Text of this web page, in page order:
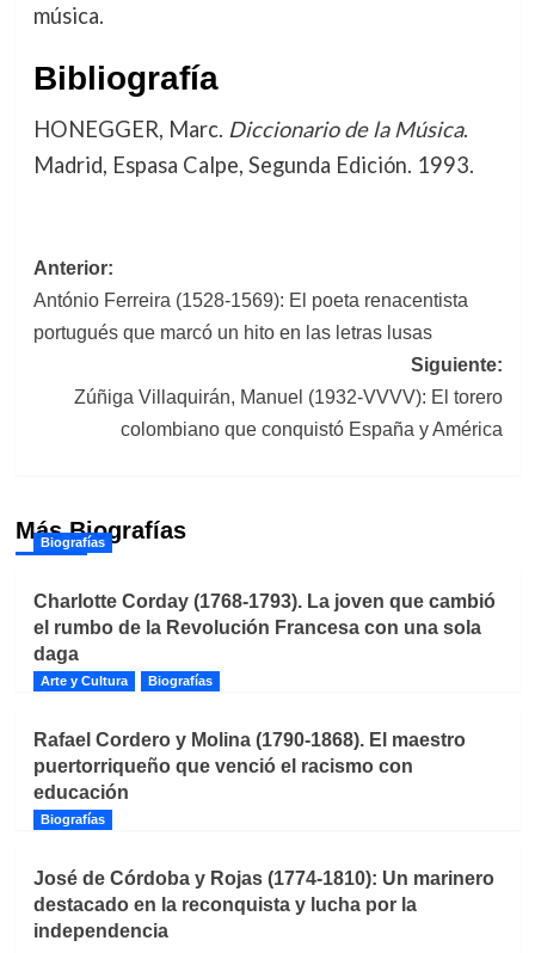
música.
Bibliografía
HONEGGER, Marc. Diccionario de la Música.
Madrid, Espasa Calpe, Segunda Edición. 1993.
Navegación
de
entradas
Anterior:
António Ferreira (1528-1569): El poeta renacentista
portugués que marcó un hito en las letras lusas
Siguiente:
Zúñiga Villaquirán, Manuel (1932-VVVV): El torero
colombiano que conquistó España y América
Más Biografías
Biografías
Charlotte Corday (1768-1793). La joven que cambió
el rumbo de la Revolución Francesa con una sola
daga
Arte y Cultura Biografías
Rafael Cordero y Molina (1790-1868). El maestro
puertorriqueño que venció el racismo con
educación
Biografías
José de Córdoba y Rojas (1774-1810): Un marinero
destacado en la reconquista y lucha por la
independencia